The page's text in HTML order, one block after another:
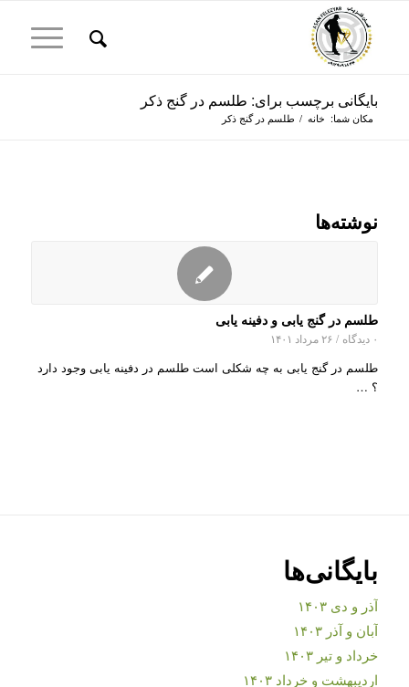
بایگانی برچسب برای: طلسم در گنج ذکر
مکان شما: خانه / طلسم در گنج ذکر
نوشته‌ها
طلسم در گنج یابی و دفینه یابی
۰ دیدگاه / ۲۶ مرداد ۱۴۰۱
طلسم در گنج یابی به چه شکلی است طلسم در دفینه یابی وجود دارد
؟ …
بایگانی‌ها
آذر و دی ۱۴۰۳
آبان و آذر ۱۴۰۳
خرداد و تیر ۱۴۰۳
اردیبهشت و خرداد ۱۴۰۳